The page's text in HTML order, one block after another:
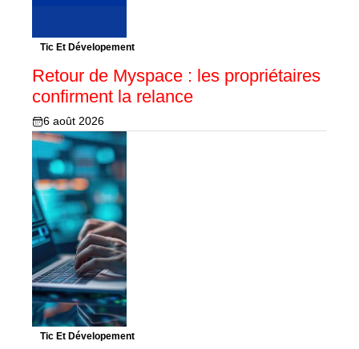
Tic Et Dévelopement
Retour de Myspace : les propriétaires
confirment la relance
6 août 2026
Tic Et Dévelopement